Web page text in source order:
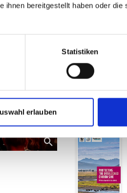
bereitgestellt haben oder
Statistiken
erlauben